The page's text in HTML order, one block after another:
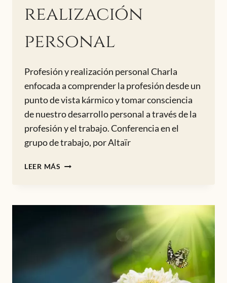
realización
personal
Profesión y realización personal Charla
enfocada a comprender la profesión desde un
punto de vista kármico y tomar consciencia
de nuestro desarrollo personal a través de la
profesión y el trabajo. Conferencia en el
grupo de trabajo, por Altaïr
LEER MÁS PROFESIÓN